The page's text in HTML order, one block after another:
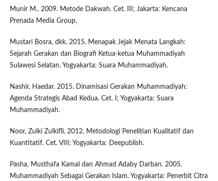
Munir M.. 2009. Metode Dakwah. Cet. III; Jakarta: Kencana
Prenada Media Group.
Mustari Bosra, dkk. 2015. Menapak Jejak Menata Langkah:
Sejarah Gerakan dan Biografi Ketua-ketua Muhammadiyah
Sulawesi Selatan. Yogyakarta: Suara Muhammadiyah.
Nashir, Haedar. 2015. Dinamisasi Gerakan Muhammadiyah:
Agenda Strategis Abad Kedua. Cet. I; Yogyakarta: Suara
Muhammadiyah.
Noor, Zulki Zulkifli. 2012. Metodologi Penelitian Kualitatif dan
Kuantitatif. Cet. VIII; Yogyakarta: Deepublish.
Pasha, Musthafa Kamal dan Ahmad Adaby Darban. 2005.
Muhammadiyah Sebagai Gerakan Islam. Yogyakarta: Penerbit Citra